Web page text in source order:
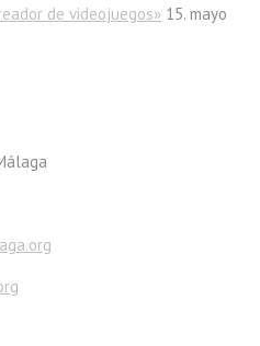
de videojuegos» 15. mayo